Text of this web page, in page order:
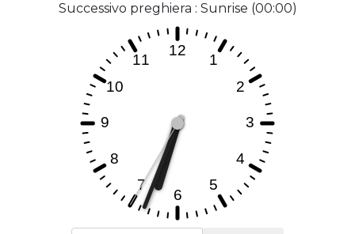
Successivo preghiera : Sunrise (00:00)